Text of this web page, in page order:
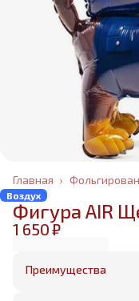
Главная ›
Воздух
Фигура AIR
1 650 ₽
Преимущества
Оплата частями в